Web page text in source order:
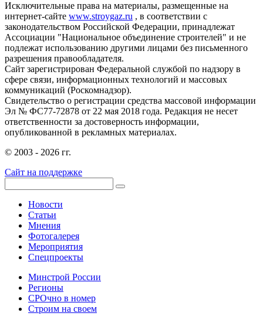
Исключительные права на материалы, размещенные на
интернет-сайте www.stroygaz.ru , в соответствии с
законодательством Российской Федерации, принадлежат
Ассоциации "Национальное объединение строителей" и не
подлежат использованию другими лицами без письменного
разрешения правообладателя.
Сайт зарегистрирован Федеральной службой по надзору в
сфере связи, информационных технологий и массовых
коммуникаций (Роскомнадзор).
Свидетельство о регистрации средства массовой информации
Эл № ФС77-72878 от 22 мая 2018 года. Редакция не несет
ответственности за достоверность информации,
опубликованной в рекламных материалах.
© 2003 - 2026 гг.
Сайт на поддержке
Новости
Статьи
Мнения
Фотогалерея
Мероприятия
Спецпроекты
Минстрой России
Регионы
СРОчно в номер
Строим на своем